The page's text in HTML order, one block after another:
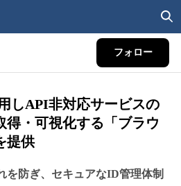
フォロー
しAPI非対応サービスの
得・可視化する「ブラウ
提供
を防ぎ、セキュアなID管理体制